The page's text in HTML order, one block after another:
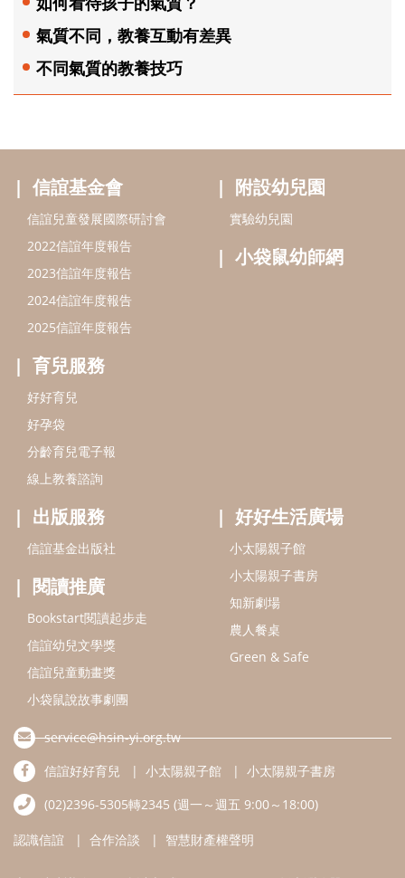
氣質不同，教養互動有差異
不同氣質的教養技巧
信誼基金會
信誼兒童發展國際研討會
2022信誼年度報告
2023信誼年度報告
2024信誼年度報告
2025信誼年度報告
育兒服務
好好育兒
好孕袋
分齡育兒電子報
線上教養諮詢
附設幼兒園
實驗幼兒園
小袋鼠幼師網
出版服務
信誼基金出版社
閱讀推廣
Bookstart閱讀起步走
信誼幼兒文學獎
信誼兒童動畫獎
小袋鼠說故事劇團
好好生活廣場
小太陽親子館
小太陽親子書房
知新劇場
農人餐桌
Green & Safe
service@hsin-yi.org.tw
信誼好好育兒
小太陽親子館
小太陽親子書房
(02)2396-5305轉2345 (週一～週五 9:00～18:00)
認識信誼 合作洽談 智慧財產權聲明